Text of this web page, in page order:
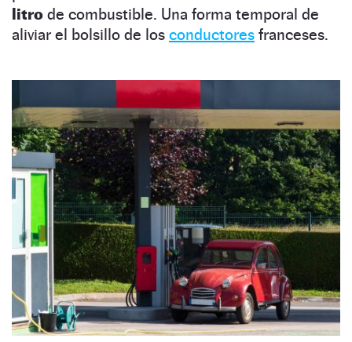
litro de combustible. Una forma temporal de
aliviar el bolsillo de los conductores franceses.